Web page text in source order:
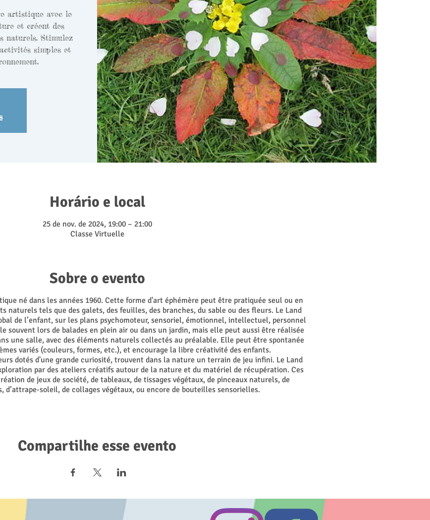
artistique avec le
et créent des
naturels. Stimulez
simples et
Horário e local
25 de nov. de 2024, 19:00 – 21:00
Classe Virtuelle
Sobre o evento
né dans les années 1960. Cette forme d'art éphémère peut être pratiquée seul ou en
naturels tels que des galets, des feuilles, des branches, du sable ou des fleurs. Le Land
de l’enfant, sur les plans psychomoteur, sensoriel, émotionnel, intellectuel, personnel
souvent lors de balades en plein air ou dans un jardin, mais elle peut aussi être réalisée
une salle, avec des éléments naturels collectés au préalable. Elle peut être spontanée
variés (couleurs, formes, etc.), et encourage la libre créativité des enfants.
dotés d'une grande curiosité, trouvent dans la nature un terrain de jeu infini. Le Land
par des ateliers créatifs autour de la nature et du matériel de récupération. Ces
de jeux de société, de tableaux, de tissages végétaux, de pinceaux naturels, de
d’attrape-soleil, de collages végétaux, ou encore de bouteilles sensorielles.
à l’histoire du Land Art et à ses figures emblématiques.
de création, qui est considéré comme plus important que l’œuvre finale.
Compartilhe esse evento